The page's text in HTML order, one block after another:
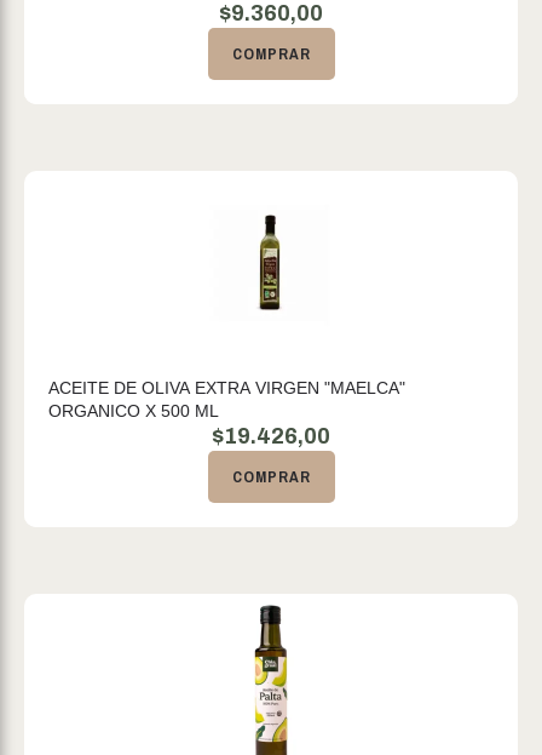
$9.360,00
COMPRAR
ACEITE DE OLIVA EXTRA VIRGEN "MAELCA"
ORGANICO X 500 ML
$19.426,00
COMPRAR